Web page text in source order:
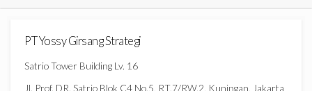
PT Yossy Girsang Strategi
Satrio Tower Building Lv. 16
Jl. Prof. DR. Satrio Blok C4 No.5, RT.7/RW.2, Kuningan, Jakarta